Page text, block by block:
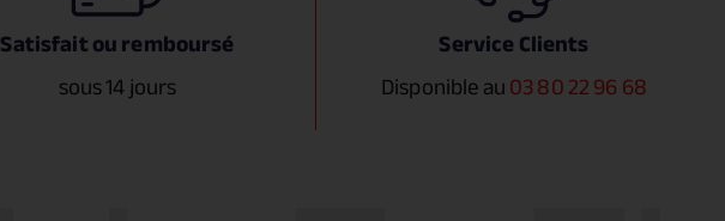
Satisfait ou remboursé
sous 14 jours
Service Clients
Disponible au03 80 22 96 68